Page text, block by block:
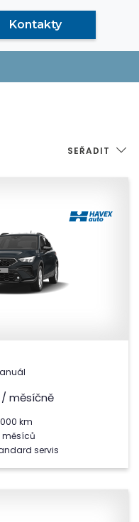
Kontakty
SEŘADIT
/ měsíčně
000 km
měsíců
servis